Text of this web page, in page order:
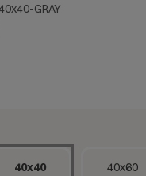
GRAY
40x40 40x60